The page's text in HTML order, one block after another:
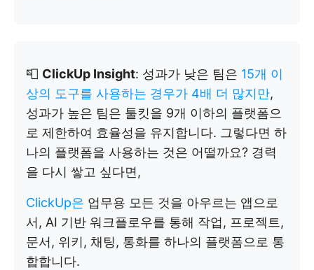
📮 ClickUp Insight: 성과가 낮은 팀은 15개 이
상의 도구를 사용하는 경우가 4배 더 많지만,
성과가 높은 팀은 툴킷을 9개 이하의 플랫폼으
로 제한하여 효율성을 유지합니다. 그렇다면 하
나의 플랫폼을 사용하는 것은 어떨까요? 경력
을 다시 쌓고 싶다면,
ClickUp은 업무용 모든 것을 아우르는 앱으로
서, AI 기반 워크플로우를 통해 작업, 프로젝트,
문서, 위키, 채팅, 통화를 하나의 플랫폼으로 통
합합니다.